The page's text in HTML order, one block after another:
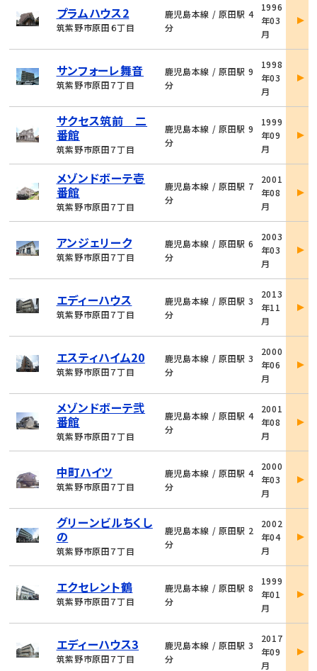
プラムハウス2
筑紫野市原田６丁目
鹿児島本線 / 原田駅 4
分
1996
年03
月
詳
サンフォーレ舞音
筑紫野市原田７丁目
鹿児島本線 / 原田駅 9
分
1998
年03
月
詳
サクセス筑前 二
番館
筑紫野市原田７丁目
鹿児島本線 / 原田駅 9
分
1999
年09
月
詳
メゾンドボーテ壱
番館
筑紫野市原田７丁目
鹿児島本線 / 原田駅 7
分
2001
年08
月
詳
アンジェリーク
筑紫野市原田７丁目
鹿児島本線 / 原田駅 6
分
2003
年03
月
詳
エディーハウス
筑紫野市原田７丁目
鹿児島本線 / 原田駅 3
分
2013
年11
月
詳
エスティハイム20
筑紫野市原田７丁目
鹿児島本線 / 原田駅 3
分
2000
年06
月
詳
メゾンドボーテ弐
番館
筑紫野市原田７丁目
鹿児島本線 / 原田駅 4
分
2001
年08
月
詳
中町ハイツ
筑紫野市原田７丁目
鹿児島本線 / 原田駅 4
分
2000
年03
月
詳
グリーンビルちくし
の
筑紫野市原田７丁目
鹿児島本線 / 原田駅 2
分
2002
年04
月
詳
エクセレント鶴
筑紫野市原田７丁目
鹿児島本線 / 原田駅 8
分
1999
年01
月
詳
エディーハウス3
筑紫野市原田７丁目
鹿児島本線 / 原田駅 3
分
2017
年09
月
詳